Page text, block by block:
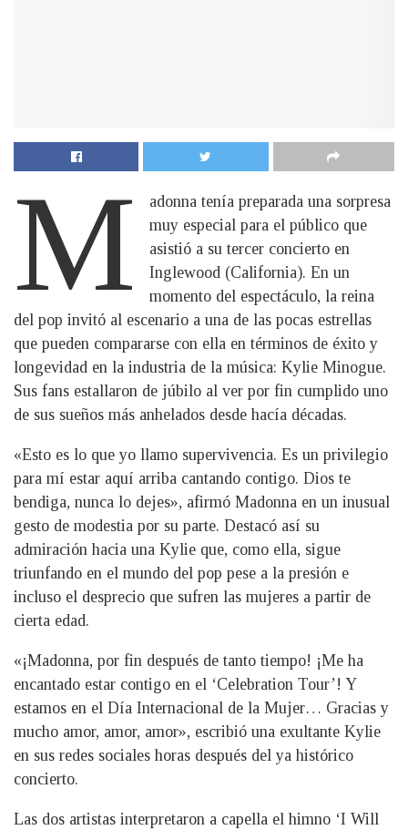
M
adonna tenía preparada una sorpresa
muy especial para el público que
asistió a su tercer concierto en
Inglewood (California). En un
momento del espectáculo, la reina
del pop invitó al escenario a una de las pocas estrellas
que pueden compararse con ella en términos de éxito y
longevidad en la industria de la música: Kylie Minogue.
Sus fans estallaron de júbilo al ver por fin cumplido uno
de sus sueños más anhelados desde hacía décadas.
«Esto es lo que yo llamo supervivencia. Es un privilegio
para mí estar aquí arriba cantando contigo. Dios te
bendiga, nunca lo dejes», afirmó Madonna en un inusual
gesto de modestia por su parte. Destacó así su
admiración hacia una Kylie que, como ella, sigue
triunfando en el mundo del pop pese a la presión e
incluso el desprecio que sufren las mujeres a partir de
cierta edad.
«¡Madonna, por fin después de tanto tiempo! ¡Me ha
encantado estar contigo en el ‘Celebration Tour’! Y
estamos en el Día Internacional de la Mujer… Gracias y
mucho amor, amor, amor», escribió una exultante Kylie
en sus redes sociales horas después del ya histórico
concierto.
Las dos artistas interpretaron a capella el himno ‘I Will